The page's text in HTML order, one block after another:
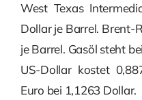
West Texas
Dollar je Barrel. Brent-
je Barrel. Gasöl steht
US-Dollar kostet
Euro bei 1,1263 Dollar.